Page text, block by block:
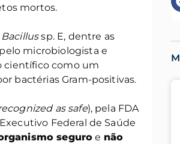
mortos.
Bacillussp. E, dentre as
pelo microbiologista e
científico como um
bactérias Gram-positivas.
as safe), pela FDA
Federal de Saúde
seguro e não